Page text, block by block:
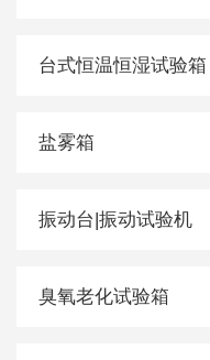
台式恒温恒湿试验箱
盐雾箱
振动台|振动试验机
臭氧老化试验箱